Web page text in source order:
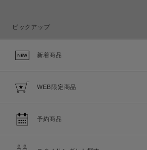
ピックアップ
新着商品
WEB限定商品
予約商品